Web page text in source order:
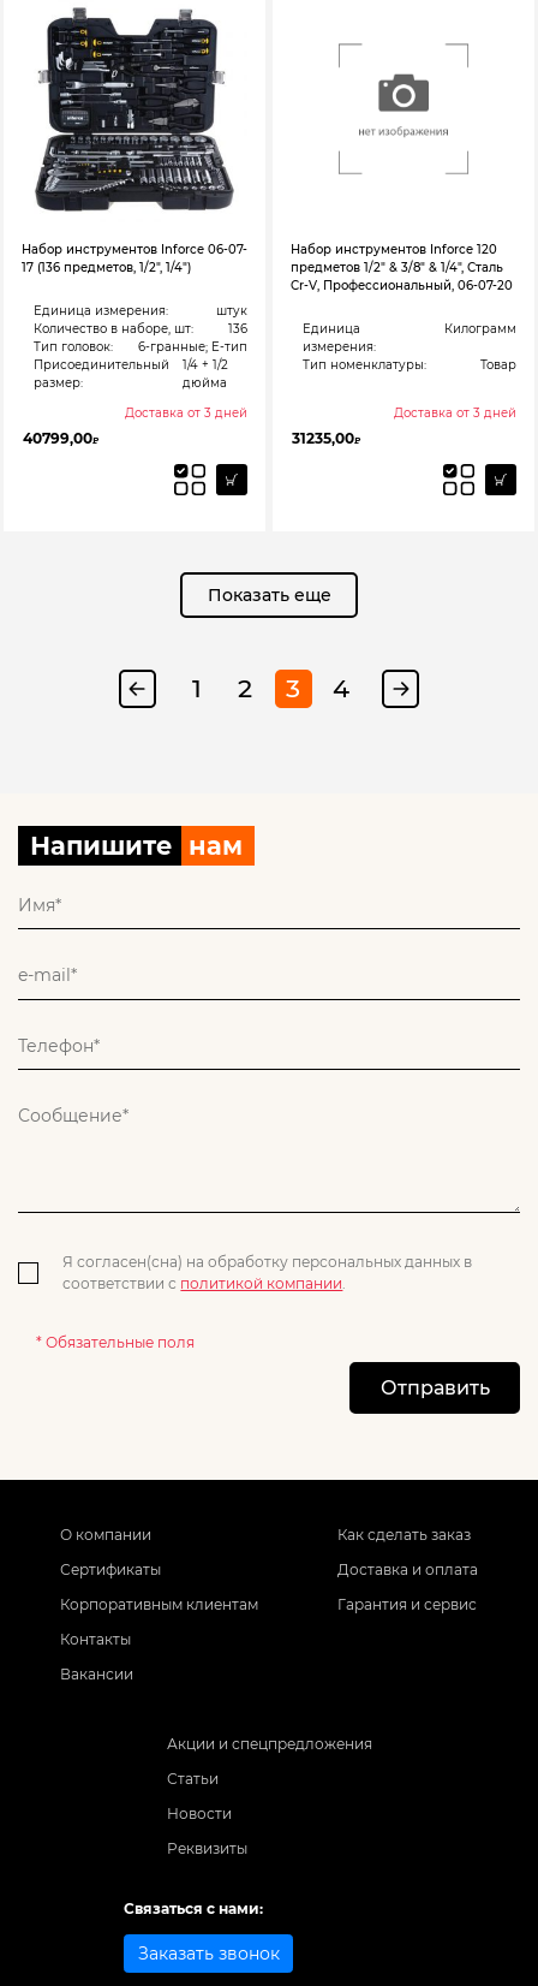
Набор инструментов Inforce 06-07-
17 (136 предметов, 1/2″, 1/4″)
Единица измерения:
штук
Количество в наборе, шт:
136
Тип головок:
6-гранные; Е-тип
Присоединительный
размер:
1/4 + 1/2
дюйма
Доставка от 3 дней
40799,00₽
Набор инструментов Inforce 120
предметов 1/2″ & 3/8″ & 1/4″, Сталь
Cr-V, Профессиональный, 06-07-20
Единица
измерения:
Килограмм
Тип номенклатуры: Товар
Доставка от 3 дней
31235,00₽
Показать еще
1 2 3 4
Напишите нам
Я согласен(сна) на обработку персональных данных в
соответствии с политикой компании
* Обязательные поля
Отправить
О компании
Сертификаты
Корпоративным клиентам
Контакты
Вакансии
Как сделать заказ
Доставка и оплата
Гарантия и сервис
Акции и спецпредложения
Статьи
Новости
Реквизиты
Связаться с нами:
Заказать звонок